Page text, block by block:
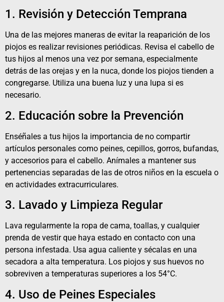
1. Revisión y Detección Temprana
Una de las mejores maneras de evitar la reaparición de los
piojos es realizar revisiones periódicas. Revisa el cabello de
tus hijos al menos una vez por semana, especialmente
detrás de las orejas y en la nuca, donde los piojos tienden a
congregarse. Utiliza una buena luz y una lupa si es
necesario.
2. Educación sobre la Prevención
Enséñales a tus hijos la importancia de no compartir
artículos personales como peines, cepillos, gorros, bufandas,
y accesorios para el cabello. Anímales a mantener sus
pertenencias separadas de las de otros niños en la escuela o
en actividades extracurriculares.
3. Lavado y Limpieza Regular
Lava regularmente la ropa de cama, toallas, y cualquier
prenda de vestir que haya estado en contacto con una
persona infestada. Usa agua caliente y sécalas en una
secadora a alta temperatura. Los piojos y sus huevos no
sobreviven a temperaturas superiores a los 54°C.
4. Uso de Peines Especiales